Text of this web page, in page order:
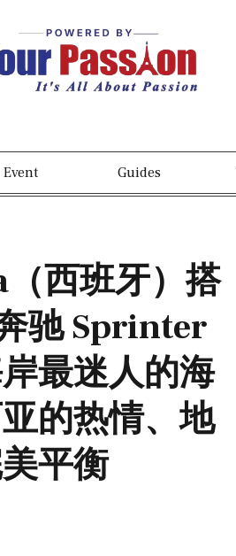
Event Guides
西班牙）搭
驰 Sprinter
最迷人的海
的热情、地
平衡